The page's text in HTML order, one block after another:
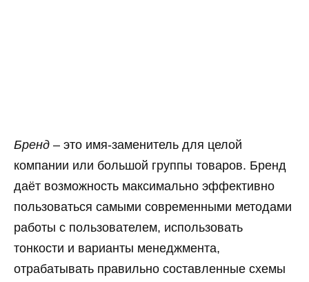
Бренд – это имя-заменитель для целой
компании или большой группы товаров. Бренд
даёт возможность максимально эффективно
пользоваться самыми современными методами
работы с пользователем, использовать
тонкости и варианты менеджмента,
отрабатывать правильно составленные схемы